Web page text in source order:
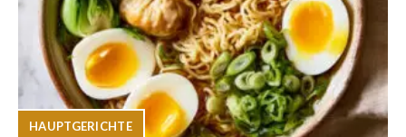
HAUPTGERICHTE